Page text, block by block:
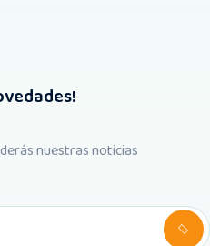
nuestras noticias